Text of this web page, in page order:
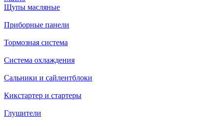
Щупы масляные
Приборные панели
Тормозная система
Система охлаждения
Сальники и сайлентблоки
Кикстартер и стартеры
Глушители